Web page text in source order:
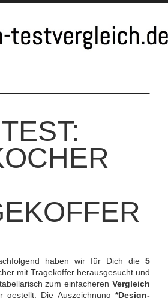
haben wir für Dich die 5
mit Tragekoffer herausgesucht und
zum einfacheren Vergleich
gestellt. Die Auszeichnung*Design-